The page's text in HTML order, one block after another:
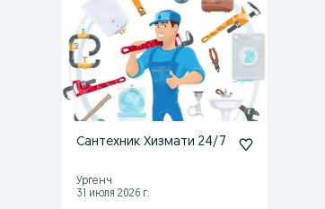
Сантехник Хизмати 24/7
Ургенч
31 июля 2026 г.